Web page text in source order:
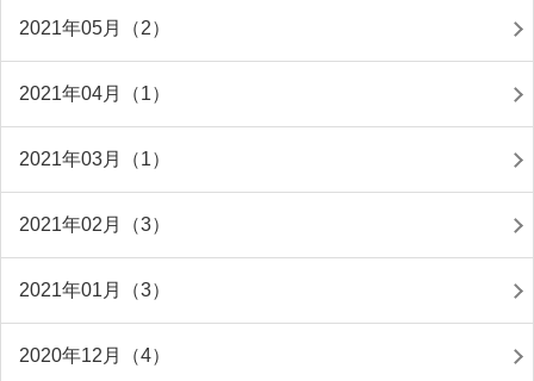
2021年05月（2）
2021年04月（1）
2021年03月（1）
2021年02月（3）
2021年01月（3）
2020年12月（4）